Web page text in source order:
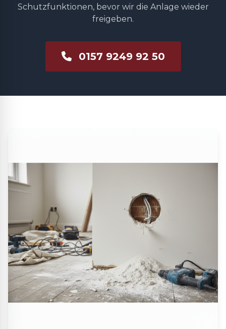
Schutzfunktionen, bevor wir die Anlage wieder
freigeben.
0157 9249 92 50